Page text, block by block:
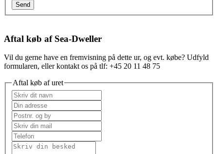
Send
Aftal køb af Sea-Dweller
Vil du gerne have en fremvisning på dette ur, og evt. købe? Udfyld
formularen, eller kontakt os på tlf: +45 20 11 48 75
Aftal køb af uret